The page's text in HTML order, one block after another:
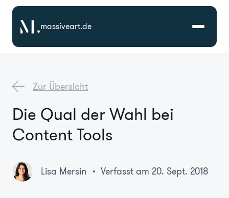
massiveart.de
Referenzen
Branchen
Zur Übersicht
Die Qual der Wahl bei
Content Tools
Lisa Mersin Verfasst am 20. Sept. 2018